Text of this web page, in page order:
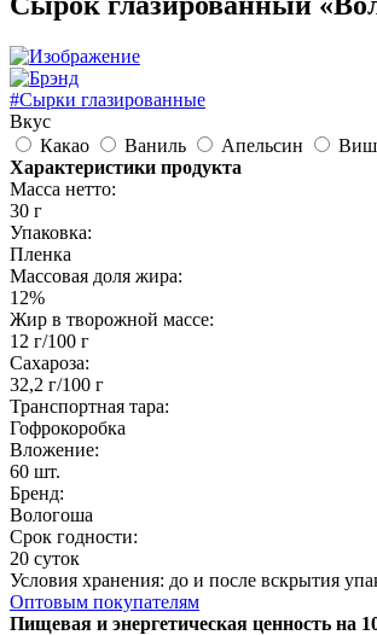
#Сырки глазированные
Вкус
Какао
Ваниль Апельсин
Характеристики продукта
Масса нетто:
30 г
Упаковка:
Пленка
Массовая доля жира:
12%
Жир в творожной массе:
12 г/100 г
Сахароза:
32,2 г/100 г
Транспортная тара:
Гофрокоробка
Вложение:
60 шт.
Бренд:
Вологоша
Срок годности:
20 суток
Условия хранения: до и после вскрытия
Оптовым покупателям
Пищевая и энергетическая ценность на